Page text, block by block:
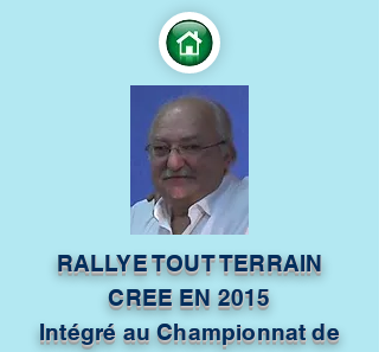
RALLYE TOUT TERRAIN
CREE EN 2015
Intégré au Championnat de